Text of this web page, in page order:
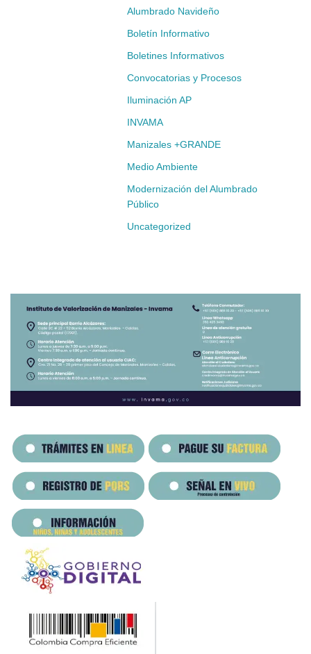
Alumbrado Navideño
Boletín Informativo
Boletines Informativos
Convocatorias y Procesos
Iluminación AP
INVAMA
Manizales +GRANDE
Medio Ambiente
Modernización del Alumbrado
Público
Uncategorized